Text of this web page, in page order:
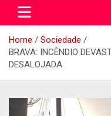
Home
Sociedade
BRAVA: INCÊNDIO
DESALOJADA